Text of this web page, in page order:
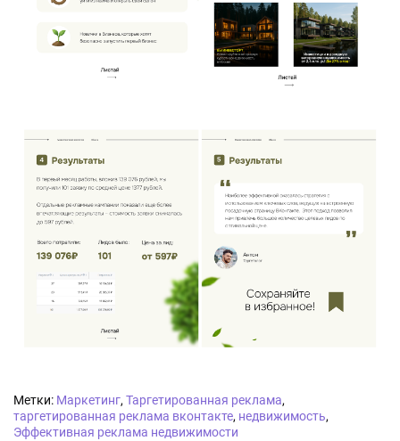
Метки: Маркетинг, Таргетированная реклама,
таргетированная реклама вконтакте, недвижимость,
Эффективная реклама недвижимости